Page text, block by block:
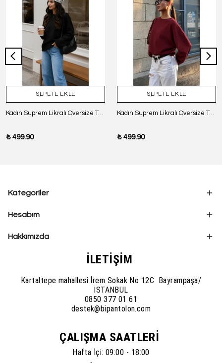
SEPETE EKLE
Kadın Suprem Likralı Oversize T-Shirt - SİYAH
₺ 499.90
SEPETE EKLE
Kadın Suprem Likralı Oversize T-Shirt - BORDO
₺ 499.90
Kategoriler
Hesabım
Hakkımızda
İLETİŞİM
Kartaltepe mahallesi İrem Sokak No 12C Bayrampaşa/
İSTANBUL
0850 377 01 61
destek@bipantolon.com
ÇALIŞMA SAATLERİ
Hafta İçi: 09:00 - 18:00